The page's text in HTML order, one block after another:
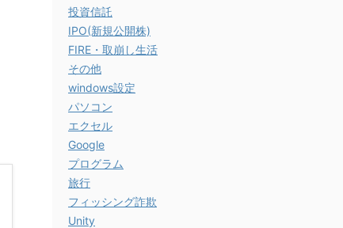
投資信託
IPO(新規公開株)
FIRE・取崩し生活
その他
windows設定
パソコン
エクセル
Google
プログラム
旅行
フィッシング詐欺
Unity